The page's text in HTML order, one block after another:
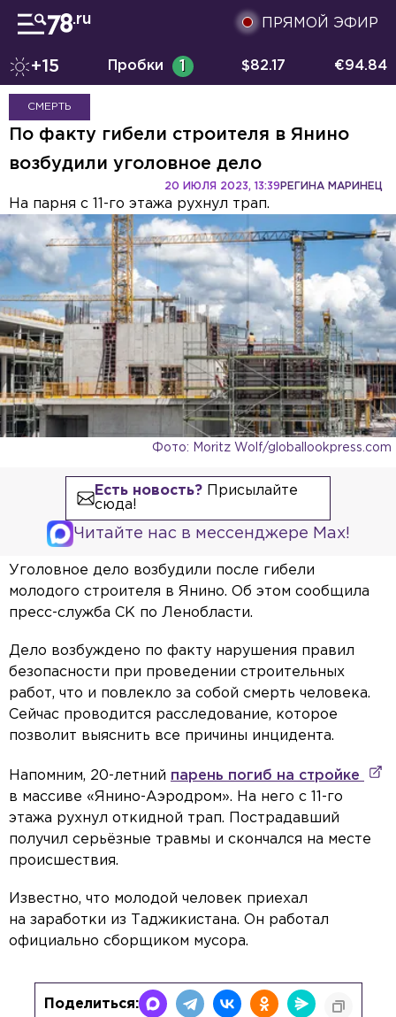
ПРЯМОЙ ЭФИР
+15 Пробки 1 $82.17 €94.84
СМЕРТЬ
По факту гибели строителя в Янино
возбудили уголовное дело
РЕГИНА МАРИНЕЦ
20 ИЮЛЯ 2023, 13:39
На парня с 11-го этажа рухнул трап.
Фото: Moritz Wolf/globallookpress.com
Есть новость?Присылайте
сюда!
Читайте нас в мессенджере Max!
Уголовное дело возбудили после гибели
молодого строителя в Янино. Об этом сообщила
пресс-служба СК по Ленобласти.
Дело возбуждено по факту нарушения правил
безопасности при проведении строительных
работ, что и повлекло за собой смерть человека.
Сейчас проводится расследование, которое
позволит выяснить все причины инцидента.
Напомним, 20-летний парень погиб на стройке
в массиве «Янино-Аэродром». На него с 11-го
этажа рухнул откидной трап. Пострадавший
получил серьёзные травмы и скончался на месте
происшествия.
Известно, что молодой человек приехал
на заработки из Таджикистана. Он работал
официально сборщиком мусора.
Поделиться: